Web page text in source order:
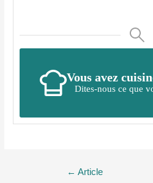
Vous avez
Dites-nous ce que
← Article